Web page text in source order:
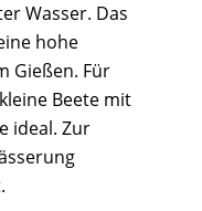
Wasser. Das
hohe
Gießen. Für
Beete mit
ideal. Zur